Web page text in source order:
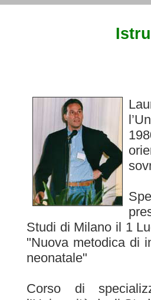
Studi di Milano il 1
"Nuova metodica di
neonatale"
Corso di